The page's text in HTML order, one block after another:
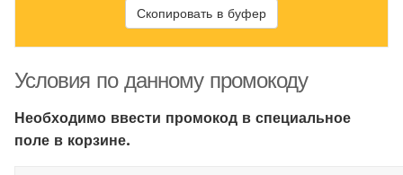
Скопировать в буфер
Условия по данному промокоду
Необходимо ввести промокод в специальное
поле в корзине.